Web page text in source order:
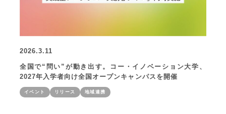
2026.3.11
全国で“問い”が動き出す。コー・イノベーション大学、
2027年入学者向け全国オープンキャンパスを開催
イベント リリース 地域連携